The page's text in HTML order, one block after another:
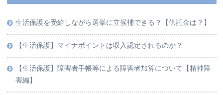
生活保護を受給しながら選挙に立候補できる？【供託金は？】
【生活保護】マイナポイントは収入認定されるのか？
【生活保護】障害者手帳等による障害者加算について【精神障
害編】